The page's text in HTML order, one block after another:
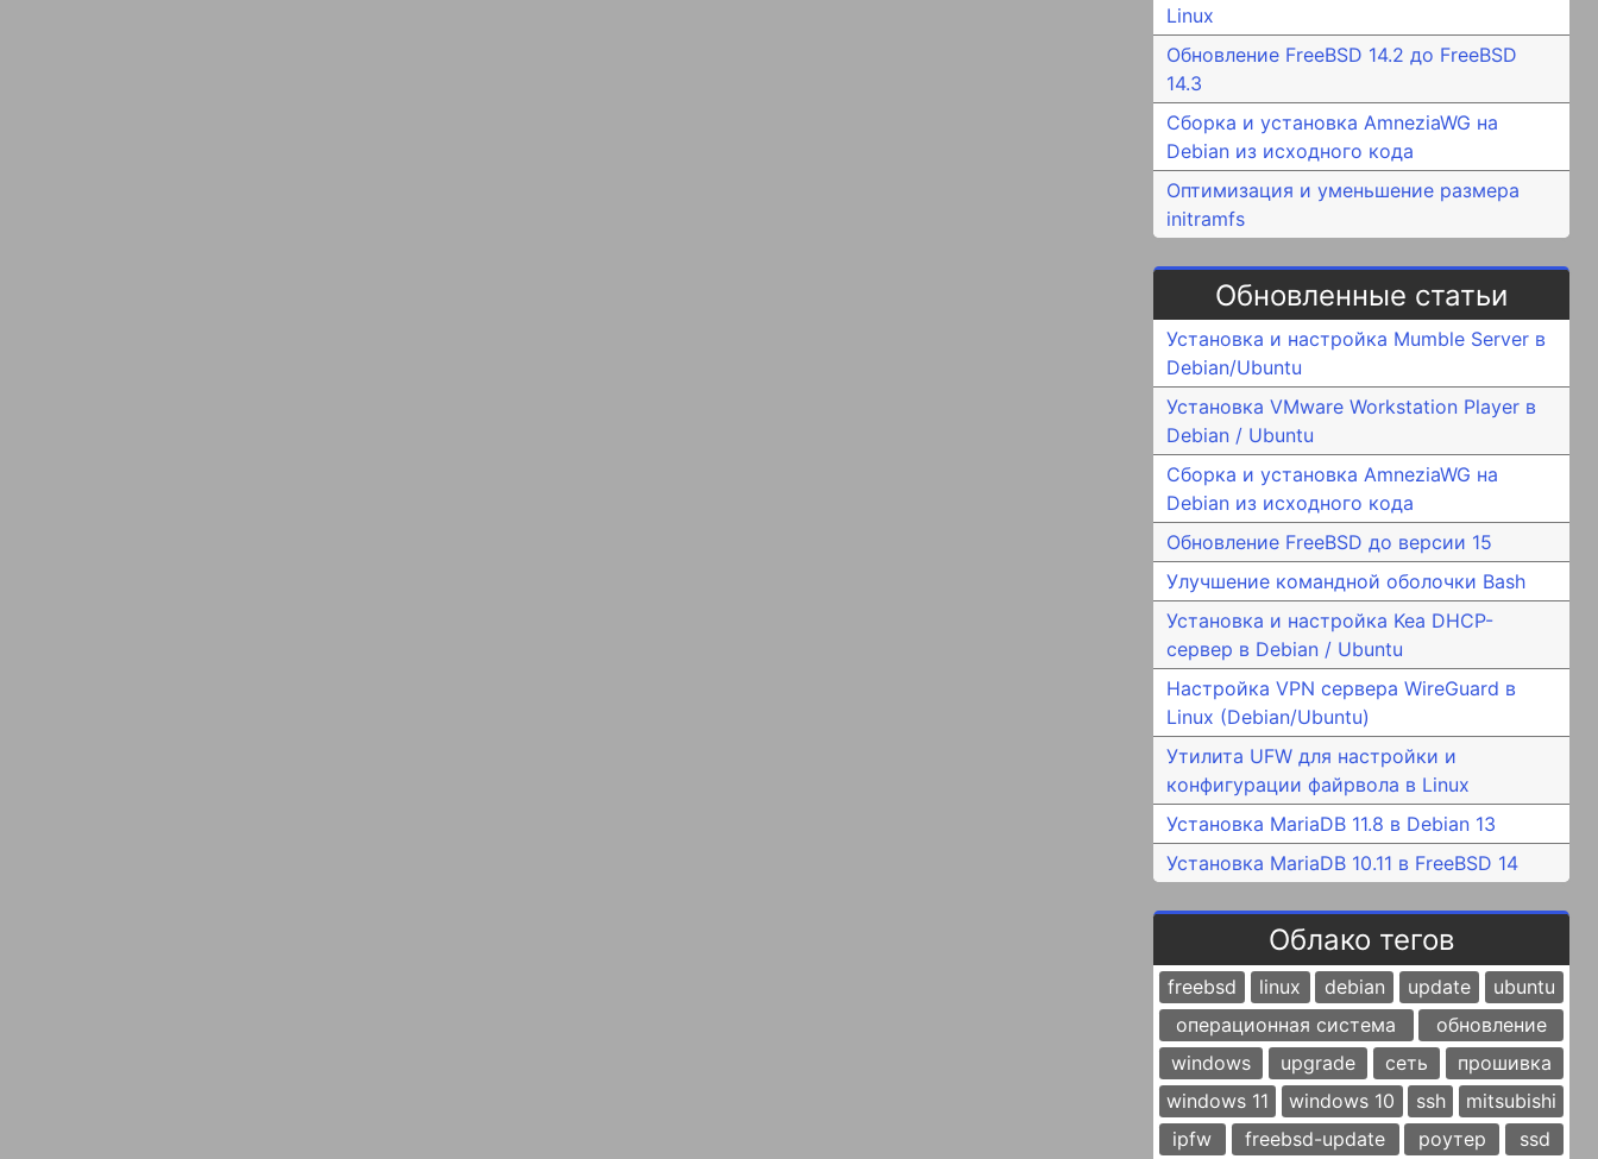
Linux
Обновление FreeBSD 14.2 до FreeBSD
14.3
Сборка и установка AmneziaWG на
Debian из исходного кода
Оптимизация и уменьшение размера
initramfs
Обновленные статьи
Установка и настройка Mumble Server в
Debian/Ubuntu
Установка VMware Workstation Player в
Debian / Ubuntu
Сборка и установка AmneziaWG на
Debian из исходного кода
Обновление FreeBSD до версии 15
Улучшение командной оболочки Bash
Установка и настройка Kea DHCP-
сервер в Debian / Ubuntu
Настройка VPN сервера WireGuard в
Linux (Debian/Ubuntu)
Утилита UFW для настройки и
конфигурации файрвола в Linux
Установка MariaDB 11.8 в Debian 13
Установка MariaDB 10.11 в FreeBSD 14
Облако тегов
freebsd linux debian update
ubuntu
операционная система
обновление
windows
upgrade сеть
прошивка
windows 11
windows 10 ssh
mitsubishi
ipfw
freebsd-update роутер ssd